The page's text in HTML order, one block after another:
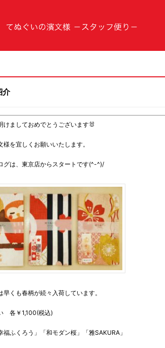
介
けましておめでとうございます🐰
様を宜しくお願いいたします。
グは、東京店からスタートです(^-^)/
早くも春柄が続々入荷しています。
各￥1,100(税込)
福ふくろう」「和モダン桜」「雅SAKURA」